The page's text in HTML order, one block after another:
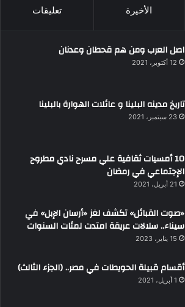
الأخيرة تعليقات
اصل العرب ومن هم قحطان وعدنان
12 أكتوبر، 2021
تاريخ مدينه البلينا و عائلات الهوارة بالبلينا
23 سبتمبر، 2021
10 أمسيات ثقافية علي مسرح نادي مطروح
الإجتماعي في رمضان
21 أبريل، 2021
«صوت القبائل» تكشف لغز «أرسان الإبل» في
سيناء.. سلالات عريقة امتدت لمئات السنوات
15 يناير، 2023
أقسام قبيلة الحويطات في مصر.. (الجزء الثالث)
1 أبريل، 2021